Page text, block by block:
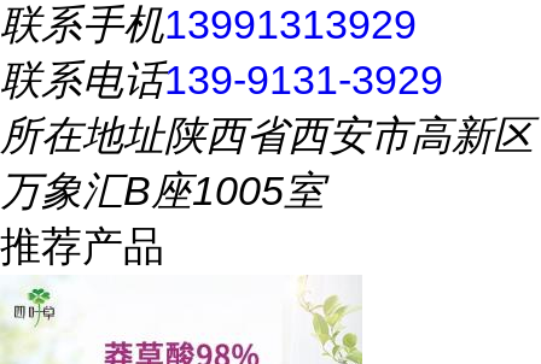
联系手机13991313929
联系电话139-9131-3929
所在地址陕西省西安市高新区
万象汇B座1005室
推荐产品